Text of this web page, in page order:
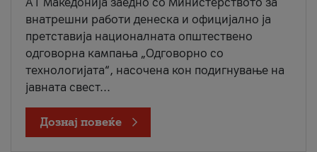
внатрешни работи денеска и официјално ја
претставија националната општествено
одговорна кампања „Одговорно со
технологијата“, насочена кон подигнување на
јавната свест...
Дознај повеќе